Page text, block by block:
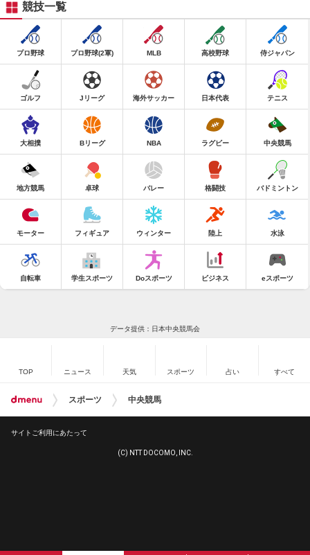
競技一覧
プロ野球 プロ野球(2軍) MLB 高校野球 侍ジャパン
ゴルフ Jリーグ 海外サッカー 日本代表 テニス
大相撲 Bリーグ NBA ラグビー 中央競馬
地方競馬 卓球 バレー 格闘技 バドミントン
モーター フィギュア ウィンター 陸上 水泳
自転車 学生スポーツ Doスポーツ ビジネス eスポーツ
データ提供：日本中央競馬会
TOP ニュース 天気 スポーツ 占い すべて
スポーツ 中央競馬
サイトご利用にあたって
(C) NTT DOCOMO, INC.